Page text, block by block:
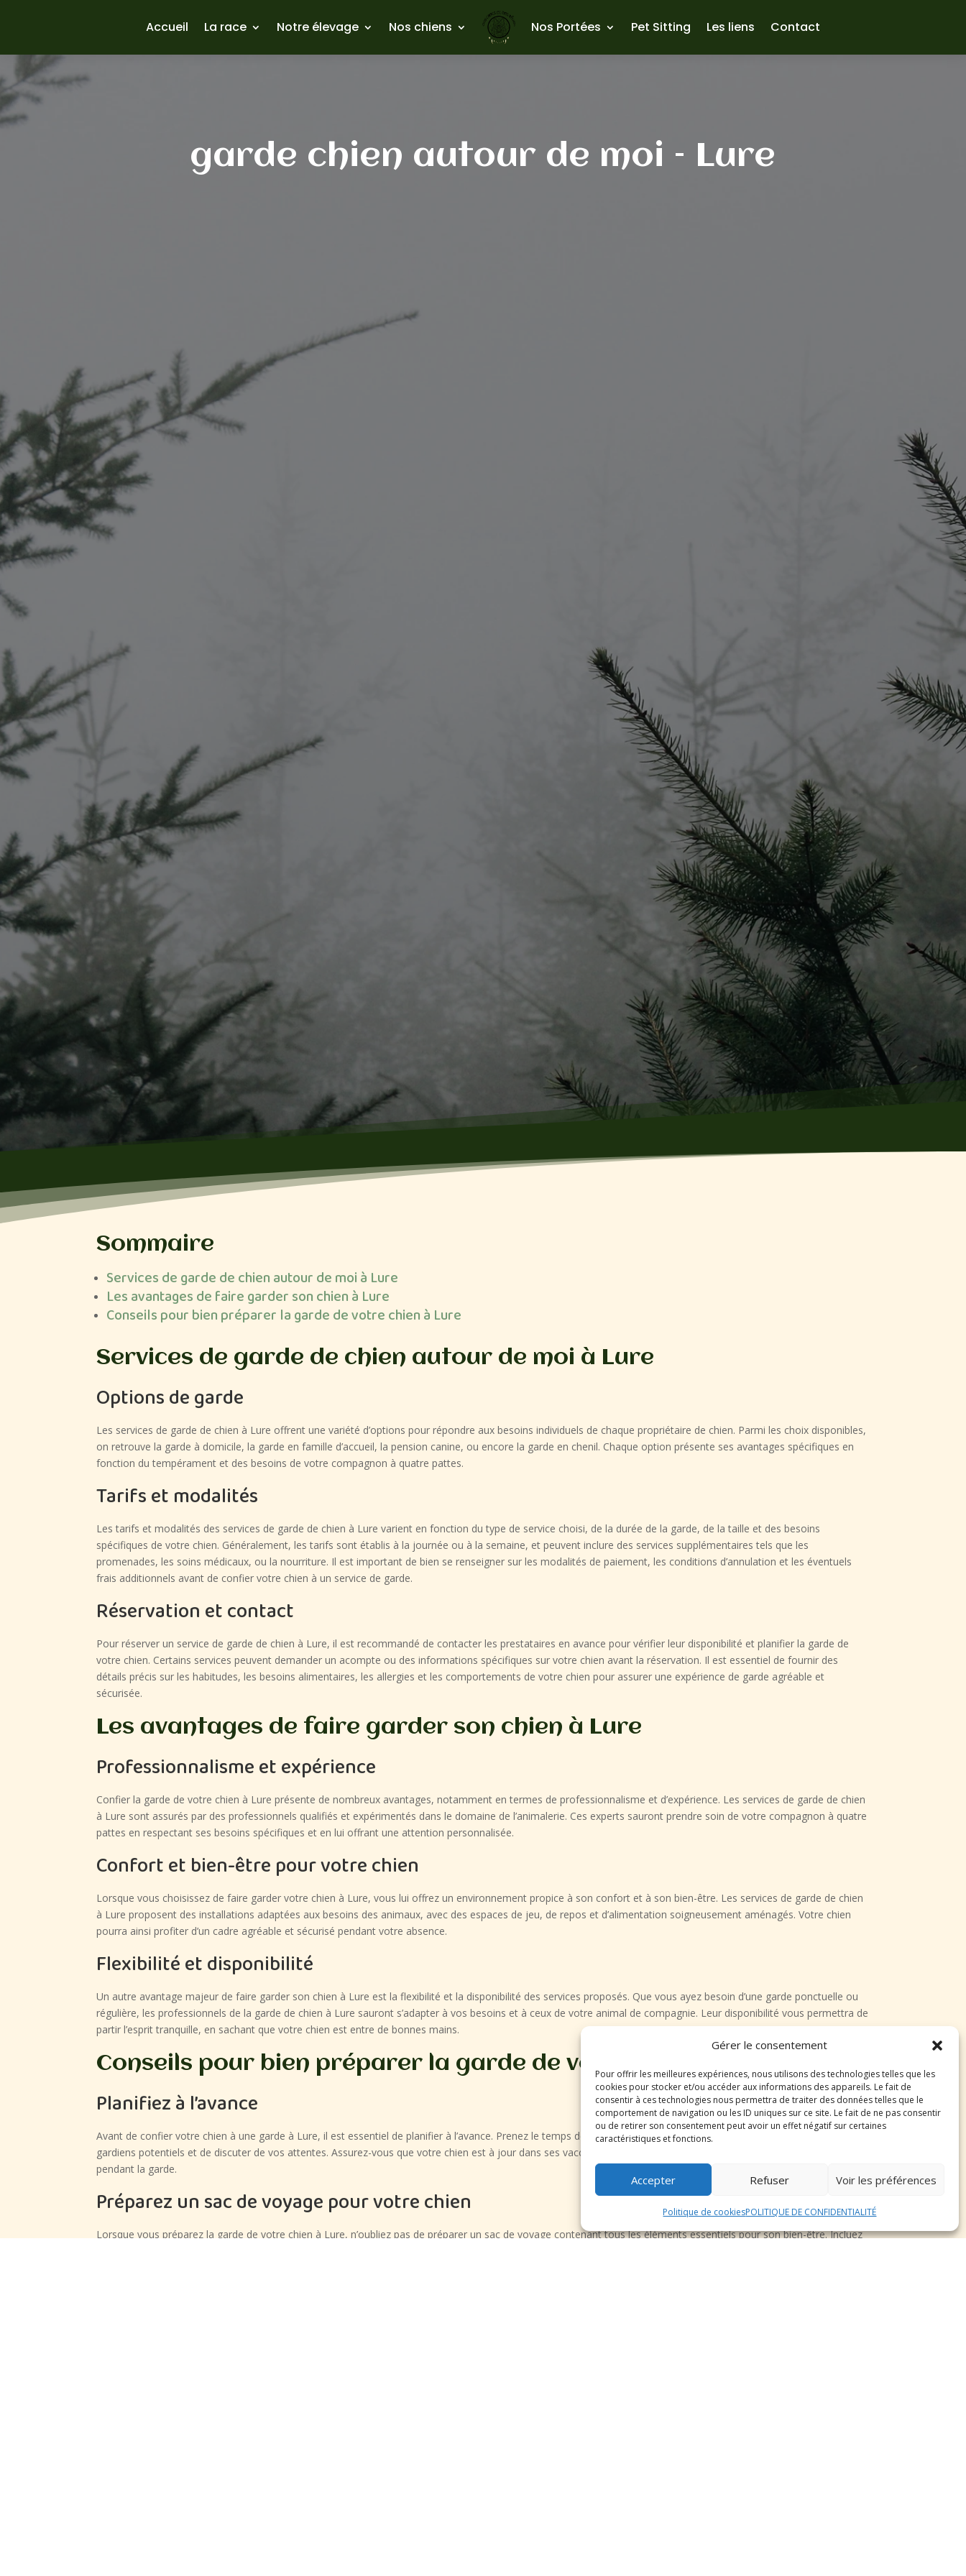
Gérer le consentement
Pour offrir les meilleures expériences, nous utilisons des technologies telles que les
cookies pour stocker et/ou accéder aux informations des appareils. Le fait de
consentir à ces technologies nous permettra de traiter des données telles que le
comportement de navigation ou les ID uniques sur ce site. Le fait de ne pas consentir
ou de retirer son consentement peut avoir un effet négatif sur certaines
caractéristiques et fonctions.
Accepter Refuser Voir les préférences
Politique de cookiesPOLITIQUE DE CONFIDENTIALITÉ
Accueil La race Notre élevage Nos chiens Nos Portées Pet Sitting Les liens Contact
garde chien autour de moi – Lure
Sommaire
Services de garde de chien autour de moi à Lure
Les avantages de faire garder son chien à Lure
Conseils pour bien préparer la garde de votre chien à Lure
Services de garde de chien autour de moi à Lure
Options de garde
Les services de garde de chien à Lure offrent une variété d’options pour répondre aux besoins individuels de chaque propriétaire de chien. Parmi les choix disponibles,
on retrouve la garde à domicile, la garde en famille d’accueil, la pension canine, ou encore la garde en chenil. Chaque option présente ses avantages spécifiques en
fonction du tempérament et des besoins de votre compagnon à quatre pattes.
Tarifs et modalités
Les tarifs et modalités des services de garde de chien à Lure varient en fonction du type de service choisi, de la durée de la garde, de la taille et des besoins
spécifiques de votre chien. Généralement, les tarifs sont établis à la journée ou à la semaine, et peuvent inclure des services supplémentaires tels que les
promenades, les soins médicaux, ou la nourriture. Il est important de bien se renseigner sur les modalités de paiement, les conditions d’annulation et les éventuels
frais additionnels avant de confier votre chien à un service de garde.
Réservation et contact
Pour réserver un service de garde de chien à Lure, il est recommandé de contacter les prestataires en avance pour vérifier leur disponibilité et planifier la garde de
votre chien. Certains services peuvent demander un acompte ou des informations spécifiques sur votre chien avant la réservation. Il est essentiel de fournir des
détails précis sur les habitudes, les besoins alimentaires, les allergies et les comportements de votre chien pour assurer une expérience de garde agréable et
sécurisée.
Les avantages de faire garder son chien à Lure
Professionnalisme et expérience
Confier la garde de votre chien à Lure présente de nombreux avantages, notamment en termes de professionnalisme et d’expérience. Les services de garde de chien
à Lure sont assurés par des professionnels qualifiés et expérimentés dans le domaine de l’animalerie. Ces experts sauront prendre soin de votre compagnon à quatre
pattes en respectant ses besoins spécifiques et en lui offrant une attention personnalisée.
Confort et bien-être pour votre chien
Lorsque vous choisissez de faire garder votre chien à Lure, vous lui offrez un environnement propice à son confort et à son bien-être. Les services de garde de chien
à Lure proposent des installations adaptées aux besoins des animaux, avec des espaces de jeu, de repos et d’alimentation soigneusement aménagés. Votre chien
pourra ainsi profiter d’un cadre agréable et sécurisé pendant votre absence.
Flexibilité et disponibilité
Un autre avantage majeur de faire garder son chien à Lure est la flexibilité et la disponibilité des services proposés. Que vous ayez besoin d’une garde ponctuelle ou
régulière, les professionnels de la garde de chien à Lure sauront s’adapter à vos besoins et à ceux de votre animal de compagnie. Leur disponibilité vous permettra de
partir l’esprit tranquille, en sachant que votre chien est entre de bonnes mains.
Conseils pour bien préparer la garde de votre chien à Lure
Planifiez à l’avance
Avant de confier votre chien à une garde à Lure, il est essentiel de planifier à l’avance. Prenez le temps de rechercher les services disponibles, de rencontrer les
gardiens potentiels et de discuter de vos attentes. Assurez-vous que votre chien est à jour dans ses vaccinations et traitements antiparasitaires pour garantir sa santé
pendant la garde.
Préparez un sac de voyage pour votre chien
Lorsque vous préparez la garde de votre chien à Lure, n’oubliez pas de préparer un sac de voyage contenant tous les éléments essentiels pour son bien-être. Incluez